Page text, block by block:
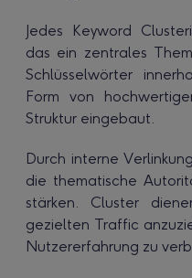
Jedes Keyword
das ein zentrales
Schlüsselwörter
Form von
Struktur eingebaut.
Durch interne
die thematische
stärken. Cluster
gezielten Traffic
Nutzererfahrung zu